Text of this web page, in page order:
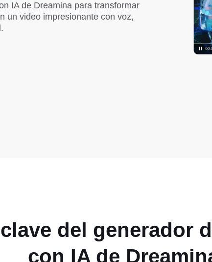
IA de Dreamina para transformar
un video impresionante con voz,
del generador
con IA de